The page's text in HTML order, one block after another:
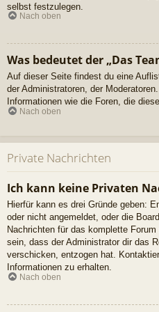
selbst festzulegen.
Nach oben
Was bedeutet der „Das
Auf dieser Seite findest du eine
der Administratoren, der
Informationen wie die Foren, die
Nach oben
Private Nachrichten
Ich kann keine Privaten
Hierfür kann es drei Gründe geben:
oder nicht angemeldet, oder die
Nachrichten für das komplette
sein, dass der Administrator dir das
verschicken, entzogen hat.
Informationen zu erhalten.
Nach oben